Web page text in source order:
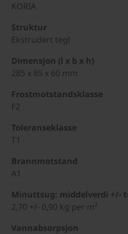
KORIA
Struktur
Ekstrudert tegl
Dimensjon (l x b x h)
285 x 85 x 60 mm
Frostmotstandsklasse
F2
Toleranseklasse
T1
Brannmotstand
A1
Minuttsug: middelverdi +/-
2,70 +/- 0,90 kg per m²
Vannabsorpsjon